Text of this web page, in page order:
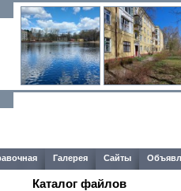
Галерея Сайты
Каталог файлов